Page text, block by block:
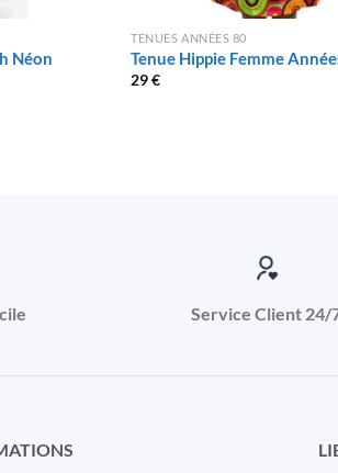
Néon
TENUES ANNÉES 80
Tenue Hippie Femme
29€
Service Client 24/